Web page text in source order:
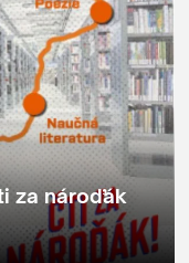
za nároďák